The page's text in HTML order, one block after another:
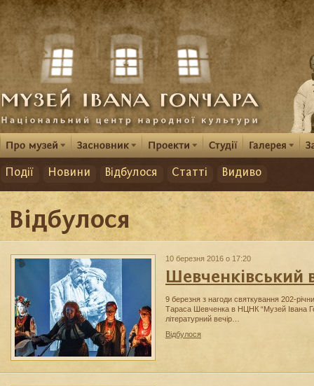
Події Новини Відбулося Статті Видиво
Відбулося
10 березня 2016 о 17:20
Шевченківський
9 березня з нагоди святкування 202-
Тараса Шевченка в НЦНК “Музей Івана
літературний вечір…
Відбулося